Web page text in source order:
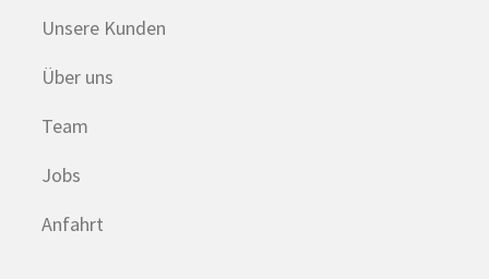
Unsere Kunden
Über uns
Team
Jobs
Anfahrt